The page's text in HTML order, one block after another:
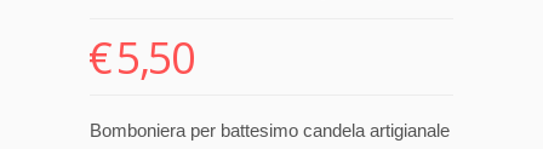
€5,50
Bomboniera per battesimo candela artigianale